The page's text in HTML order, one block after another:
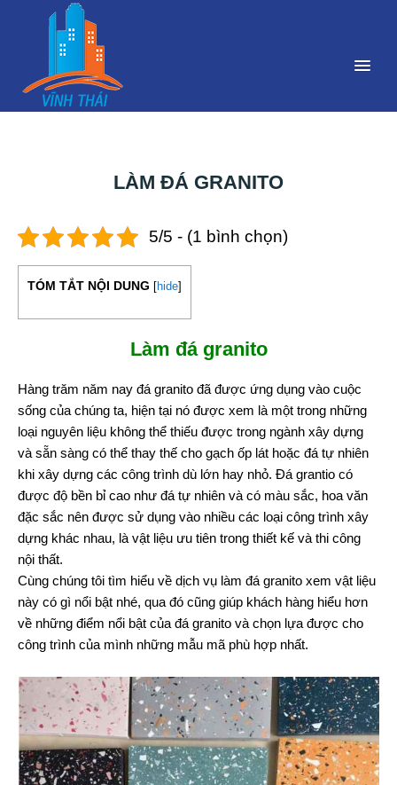
LÀM ĐÁ GRANITO
5/5 - (1 bình chọn)
TÓM TẮT NỘI DUNG [hide]
Làm đá granito
Hàng trăm năm nay đá granito đã được ứng dụng vào cuộc
sống của chúng ta, hiện tại nó được xem là một trong những
loại nguyên liệu không thể thiếu được trong ngành xây dựng
và sẵn sàng có thể thay thế cho gạch ốp lát hoặc đá tự nhiên
khi xây dựng các công trình dù lớn hay nhỏ. Đá grantio có
được độ bền bỉ cao như đá tự nhiên và có màu sắc, hoa văn
đặc sắc nên được sử dụng vào nhiều các loại công trình xây
dựng khác nhau, là vật liệu ưu tiên trong thiết kế và thi công
nội thất.
Cùng chúng tôi tìm hiểu về dịch vụ làm đá granito xem vật liệu
này có gì nổi bật nhé, qua đó cũng giúp khách hàng hiểu hơn
về những điểm nổi bật của đá granito và chọn lựa được cho
công trình của mình những mẫu mã phù hợp nhất.